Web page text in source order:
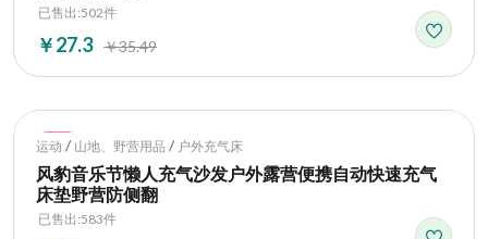
已售出:502件
￥27.3 ￥35.49
Hot
运动 / 山地、野营用品 / 户外充气床
风豹音乐节懒人充气沙发户外露营便携自动快速充气
床垫野营防侧翻
已售出:583件